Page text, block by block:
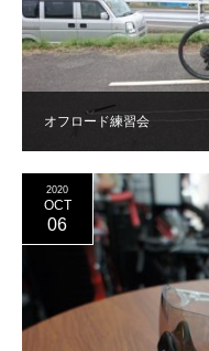
オフロード練習会
2020
OCT
06